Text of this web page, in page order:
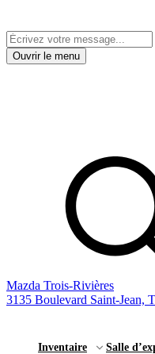
Ouvrir le menu
Mazda Trois-Rivières
3135 Boulevard Saint-Jean,
Inventaire Salle